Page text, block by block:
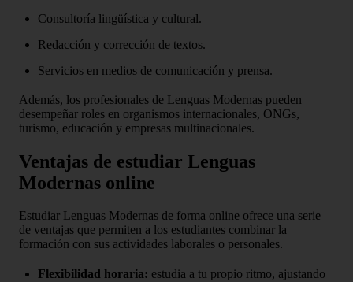
Consultoría lingüística y cultural.
Redacción y corrección de textos.
Servicios en medios de comunicación y prensa.
Además, los profesionales de Lenguas Modernas pueden
desempeñar roles en organismos internacionales, ONGs,
turismo, educación y empresas multinacionales.
Ventajas de estudiar Lenguas
Modernas online
Estudiar Lenguas Modernas de forma online ofrece una serie
de ventajas que permiten a los estudiantes combinar la
formación con sus actividades laborales o personales.
Flexibilidad horaria: estudia a tu propio ritmo, ajustando